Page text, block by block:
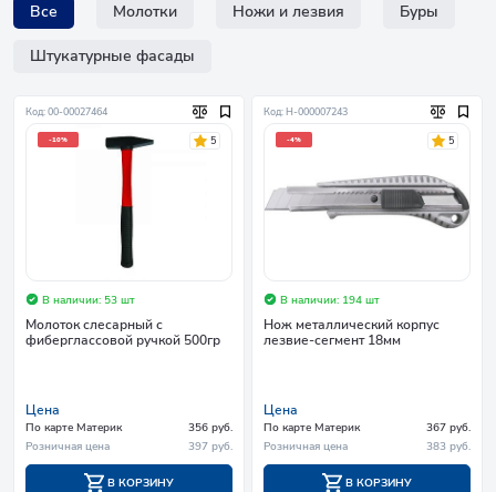
Все Молотки Ножи и лезвия Буры
Штукатурные фасады
Код: 00-00027464
-10% 5
В наличии: 53 шт
Молоток слесарный с
фиберглассовой ручкой 500гр
Цена
По карте Материк
356 руб.
Розничная цена
397 руб.
В КОРЗИНУ
Код: Н-000007243
-4% 5
В наличии: 194 шт
Нож металлический корпус
лезвие-сегмент 18мм
Цена
По карте Материк
367 руб.
Розничная цена
383 руб.
В КОРЗИНУ